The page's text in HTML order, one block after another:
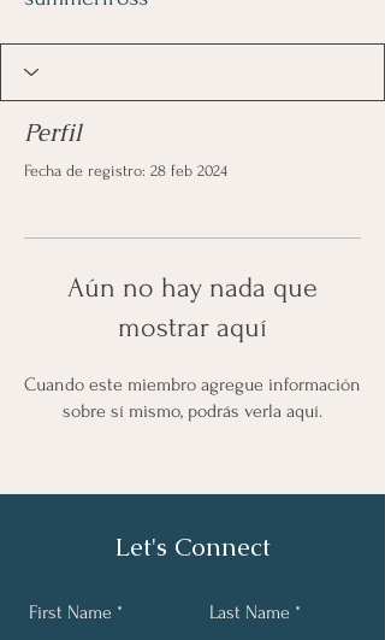
Perfil
Fecha de registro: 28 feb 2024
Aún no hay nada que
mostrar aquí
Cuando este miembro agregue información
sobre sí mismo, podrás verla aquí.
Let's Connect
First Name Last Name